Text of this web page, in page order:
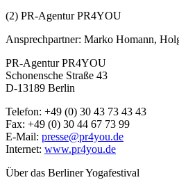
(2) PR-Agentur PR4YOU
Ansprechpartner: Marko Homann,
PR-Agentur PR4YOU
Schonensche Straße 43
D-13189 Berlin
Telefon: +49 (0) 30 43 73 43 43
Fax: +49 (0) 30 44 67 73 99
E-Mail: presse@pr4you.de
Internet: www.pr4you.de
Über das Berliner Yogafestival